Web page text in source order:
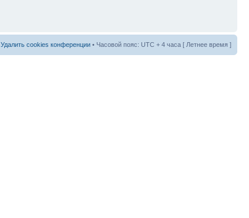
Удалить cookies конференции • Часовой пояс: UTC + 4 часа [ Летнее время ]